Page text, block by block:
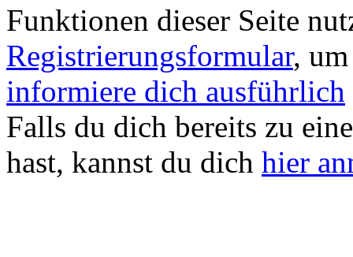
Funktionen dieser Seite
Registrierungsformular,
informiere dich ausführlich
Falls du dich bereits zu
hast, kannst du dich hier